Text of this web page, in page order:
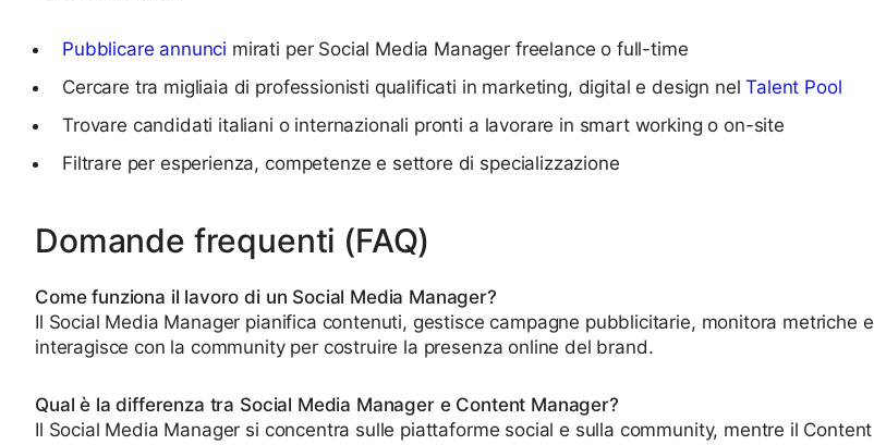
Pubblicare annunci mirati per Social Media Manager freelance o full-time
Cercare tra migliaia di professionisti qualificati in marketing, digital e design nelTalent Pool
Trovare candidati italiani o internazionali pronti a lavorare in smart working o on-site
Filtrare per esperienza, competenze e settore di specializzazione
Domande frequenti (FAQ)
Come funziona il lavoro di un Social Media Manager?
Il Social Media Manager pianifica contenuti, gestisce campagne pubblicitarie, monitora metriche e
interagisce con la community per costruire la presenza online del brand.
Qual è la differenza tra Social Media Manager e Content Manager?
Il Social Media Manager si concentra sulle piattaforme social e sulla community, mentre il Content